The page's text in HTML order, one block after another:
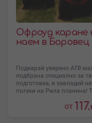
Офроуд каране
наем в Боровец
Подкарай уверено АТВ
подбрана специално за
подготовка, и завладей
пътеки на Рила планина!
от